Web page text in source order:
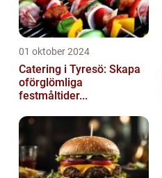
01 oktober 2024
Catering i Tyresö: Skapa
oförglömliga
festmåltider...